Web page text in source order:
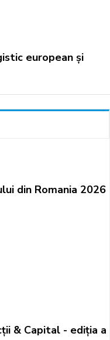
european și
din Romania 2026
& Capital - ediția a